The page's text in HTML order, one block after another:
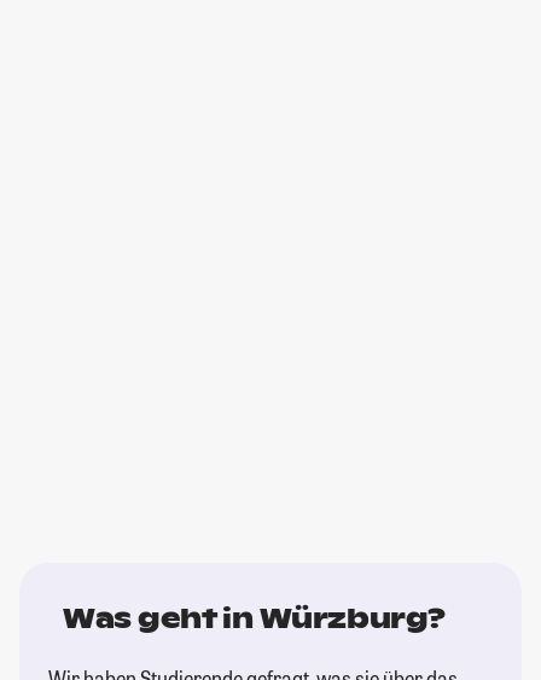
Was geht in Würzburg?